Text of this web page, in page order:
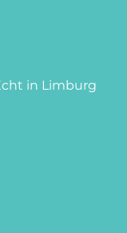
in Limburg